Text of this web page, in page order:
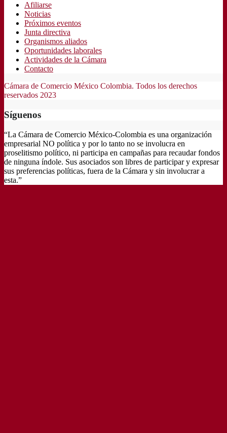
Afiliarse
Noticias
Próximos eventos
Junta directiva
Organismos aliados
Oportunidades laborales
Actividades de la Cámara
Contacto
Cámara de Comercio México Colombia. Todos los derechos
reservados 2023
Síguenos
“La Cámara de Comercio México-Colombia es una organización
empresarial NO política y por lo tanto no se involucra en
proselitismo político, ni participa en campañas para recaudar fondos
de ninguna índole. Sus asociados son libres de participar y expresar
sus preferencias políticas, fuera de la Cámara y sin involucrar a
esta.”